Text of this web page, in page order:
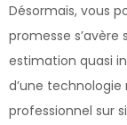
Désormais, vous
promesse
estimation quasi
d’une
professionnel sur